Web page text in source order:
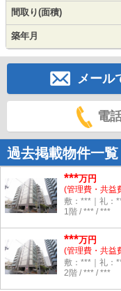
間取り(面積)
築年月
メール
電
過去掲載物件一覧
***万円
(管理費・共益
敷：***｜礼：
1階 / *** / ***
***万円
(管理費・共益
敷：***｜礼：
2階 / *** / ***